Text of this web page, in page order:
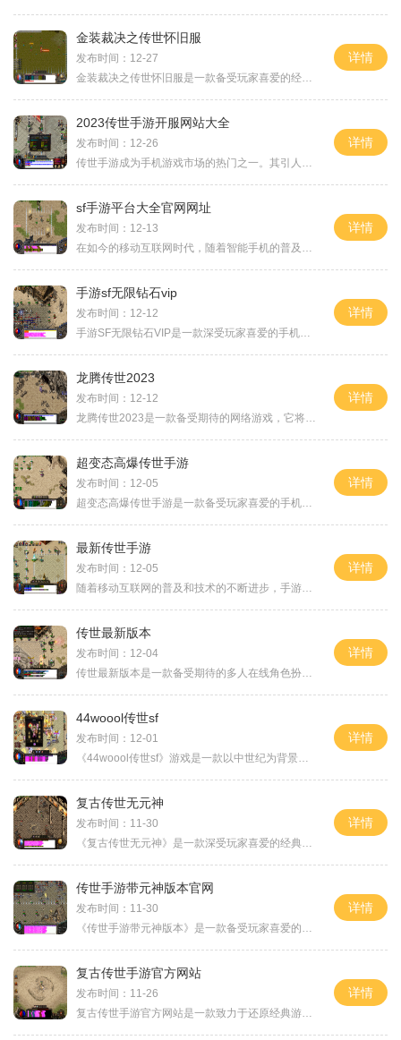
金装裁决之传世怀旧服
发布时间：12-27
详情
2023传世手游开服网站大全
发布时间：12-26
详情
sf手游平台大全官网网址
发布时间：12-13
详情
手游sf无限钻石vip
发布时间：12-12
详情
龙腾传世2023
发布时间：12-12
详情
超变态高爆传世手游
发布时间：12-05
详情
最新传世手游
发布时间：12-05
详情
传世最新版本
发布时间：12-04
详情
44woool传世sf
发布时间：12-01
详情
复古传世无元神
发布时间：11-30
详情
传世手游带元神版本官网
发布时间：11-30
详情
复古传世手游官方网站
发布时间：11-26
详情